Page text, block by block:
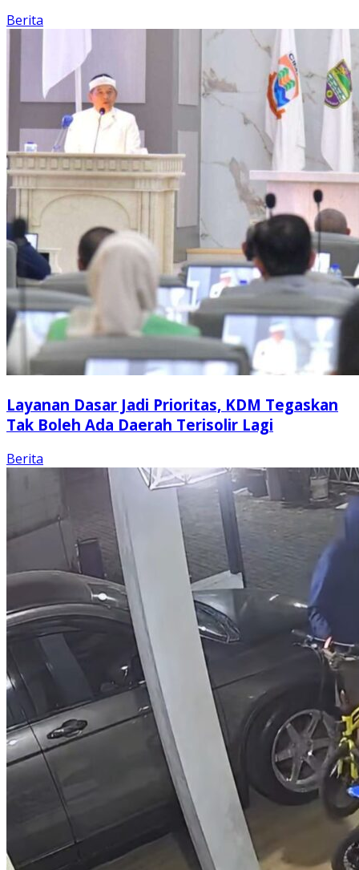
Berita
Layanan Dasar Jadi Prioritas, KDM Tegaskan
Tak Boleh Ada Daerah Terisolir Lagi
Berita